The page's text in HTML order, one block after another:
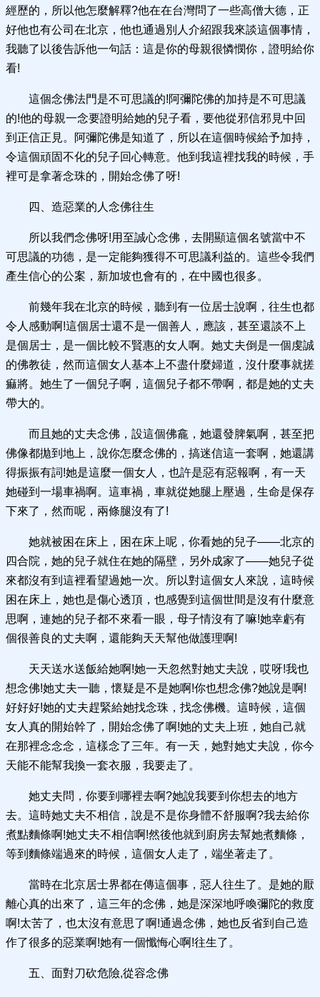
經歷的，所以他怎麼解釋?他在在台灣問了一些高僧大德，正
好他也有公司在北京，他也通過別人介紹跟我來談這個事情，
我聽了以後告訴他一句話：這是你的母親很憐憫你，證明給你
看!
這個念佛法門是不可思議的!阿彌陀佛的加持是不可思議
的!他的母親一念要證明給她的兒子看，要他從邪信邪見中回
到正信正見。阿彌陀佛是知道了，所以在這個時候給予加持，
令這個頑固不化的兒子回心轉意。他到我這裡找我的時候，手
裡可是拿著念珠的，開始念佛了呀!
四、造惡業的人念佛往生
所以我們念佛呀!用至誠心念佛，去開顯這個名號當中不
可思議的功德，是一定能夠獲得不可思議利益的。這些令我們
產生信心的公案，新加坡也會有的，在中國也很多。
前幾年我在北京的時候，聽到有一位居士說啊，往生也都
令人感動啊!這個居士還不是一個善人，應該，甚至還談不上
是個居士，是一個比較不賢惠的女人啊。她丈夫倒是一個虔誠
的佛教徒，然而這個女人基本上不盡什麼婦道，沒什麼事就搓
痲將。她生了一個兒子啊，這個兒子都不帶啊，都是她的丈夫
帶大的。
而且她的丈夫念佛，設這個佛龕，她還發脾氣啊，甚至把
佛像都拋到地上，說你怎麼念佛的，搞迷信這一套啊，她還講
得振振有詞!她是這麼一個女人，也許是惡有惡報啊，有一天
她碰到一場車禍啊。這車禍，車就從她腿上壓過，生命是保存
下來了，然而呢，兩條腿沒有了!
她就被困在床上，困在床上呢，你看她的兒子——北京的
四合院，她的兒子就住在她的隔壁，另外成家了——她兒子從
來都沒有到這裡看望過她一次。所以對這個女人來說，這時候
困在床上，她也是傷心透頂，也感覺到這個世間是沒有什麼意
思啊，連她的兒子都不來看一眼，母子情沒有了嘛!她幸虧有
個很善良的丈夫啊，還能夠天天幫他做護理啊!
天天送水送飯給她啊!她一天忽然對她丈夫說，哎呀!我也
想念佛!她丈夫一聽，懷疑是不是她啊!你也想念佛?她說是啊!
好好好!她的丈夫趕緊給她找念珠，找念佛機。這時候，這個
女人真的開始幹了，開始念佛了啊!她的丈夫上班，她自己就
在那裡念念念，這樣念了三年。有一天，她對她丈夫說，你今
天能不能幫我換一套衣服，我要走了。
她丈夫問，你要到哪裡去啊?她說我要到你想去的地方
去。這時她丈夫不相信，說是不是你身體不舒服啊?我去給你
煮點麵條啊!她丈夫不相信啊!然後他就到廚房去幫她煮麵條，
等到麵條端過來的時候，這個女人走了，端坐著走了。
當時在北京居士界都在傳這個事，惡人往生了。是她的厭
離心真的出來了，這三年的念佛，她是深深地呼喚彌陀的救度
啊!太苦了，也太沒有意思了啊!通過念佛，她也反省到自己造
作了很多的惡業啊!她有一個懺悔心啊!往生了。
五、面對刀砍危險,從容念佛